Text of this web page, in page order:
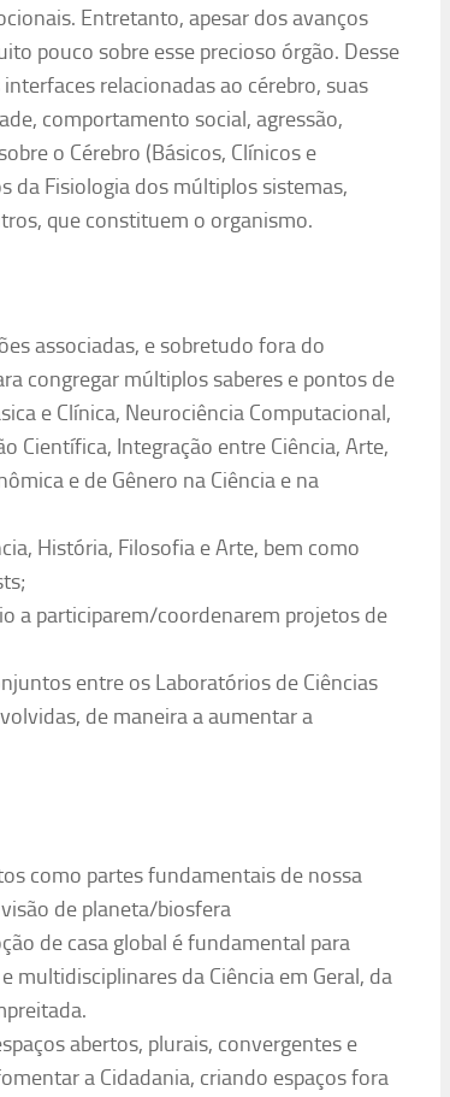
Entretanto, apesar dos avanços
pouco sobre esse precioso órgão. Desse
relacionadas ao cérebro, suas
comportamento social, agressão,
o Cérebro (Básicos, Clínicos e
da Fisiologia dos múltiplos sistemas,
que constituem o organismo.
associadas, e sobretudo fora do
congregar múltiplos saberes e pontos de
e Clínica, Neurociência Computacional,
Científica, Integração entre Ciência, Arte,
e de Gênero na Ciência e na
História, Filosofia e Arte, bem como
a participarem/coordenarem projetos de
entre os Laboratórios de Ciências
de maneira a aumentar a
como partes fundamentais de nossa
de planeta/biosfera
de casa global é fundamental para
multidisciplinares da Ciência em Geral, da
abertos, plurais, convergentes e
a Cidadania, criando espaços fora